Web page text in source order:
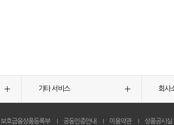
기타 서비스 회사
보호금융상품등록부 공동인증안내 이용약관 상품공시실